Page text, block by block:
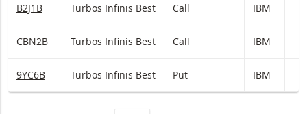
B2J1B Turbos Infinis Best Call IBM
CBN2B Turbos Infinis Best Call IBM
9YC6B Turbos Infinis Best Put IBM